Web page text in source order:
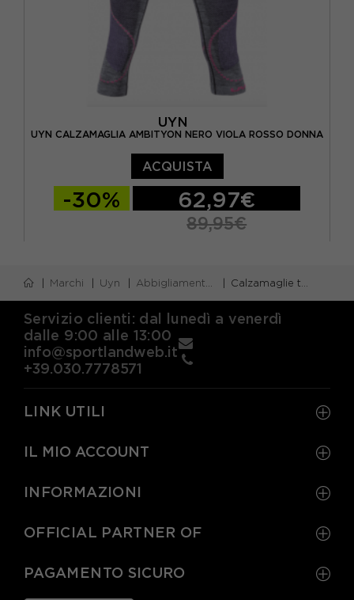
UYN
UYN CALZAMAGLIA AMBITYON NERO VIOLA ROSSO DONNA
ACQUISTA
-30% 62,97€
89,95€
Marchi Uyn Abbigliamento uyn Calzamaglie termiche uyn
Servizio clienti: dal lunedì a venerdì
dalle 9:00 alle 13:00
info@sportlandweb.it
+39.030.7778571
LINK UTILI
IL MIO ACCOUNT
INFORMAZIONI
OFFICIAL PARTNER OF
PAGAMENTO SICURO